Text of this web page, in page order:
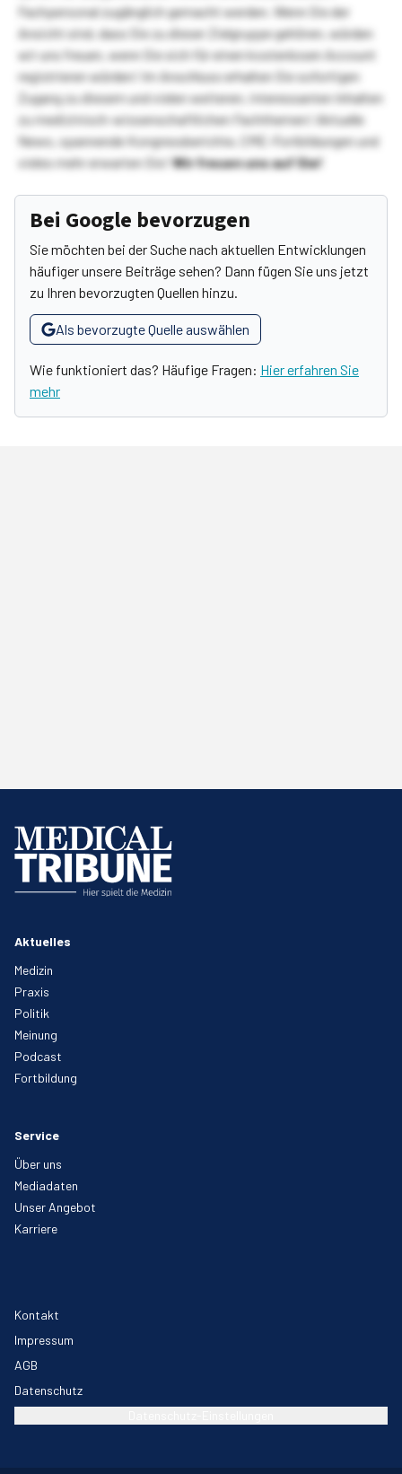
Fachpersonal zugänglich gemacht werden. Wenn Sie der
Ansicht sind, dass Sie zu dieser Zielgruppe gehören, würden
wir uns freuen, wenn Sie sich für einen kostenlosen Account
registrieren würden! Im Anschluss erhalten Sie sofortigen
Zugang zu diesem und vielen weiteren, interessanten Inhalten
zu medizinisch-wissenschaftlichen Fachthemen! Aktuelle
News, spannende Kongressberichte, CME-Fortbildungen und
vieles mehr erwarten Sie!Wir freuen uns auf Sie!
Bei Google bevorzugen
Sie möchten bei der Suche nach aktuellen Entwicklungen
häufiger unsere Beiträge sehen? Dann fügen Sie uns jetzt
zu Ihren bevorzugten Quellen hinzu.
Als bevorzugte Quelle auswählen
Wie funktioniert das? Häufige Fragen: Hier erfahren Sie
mehr
Aktuelles
Medizin
Praxis
Politik
Meinung
Podcast
Fortbildung
Service
Über uns
Mediadaten
Unser Angebot
Karriere
Kontakt
Impressum
AGB
Datenschutz